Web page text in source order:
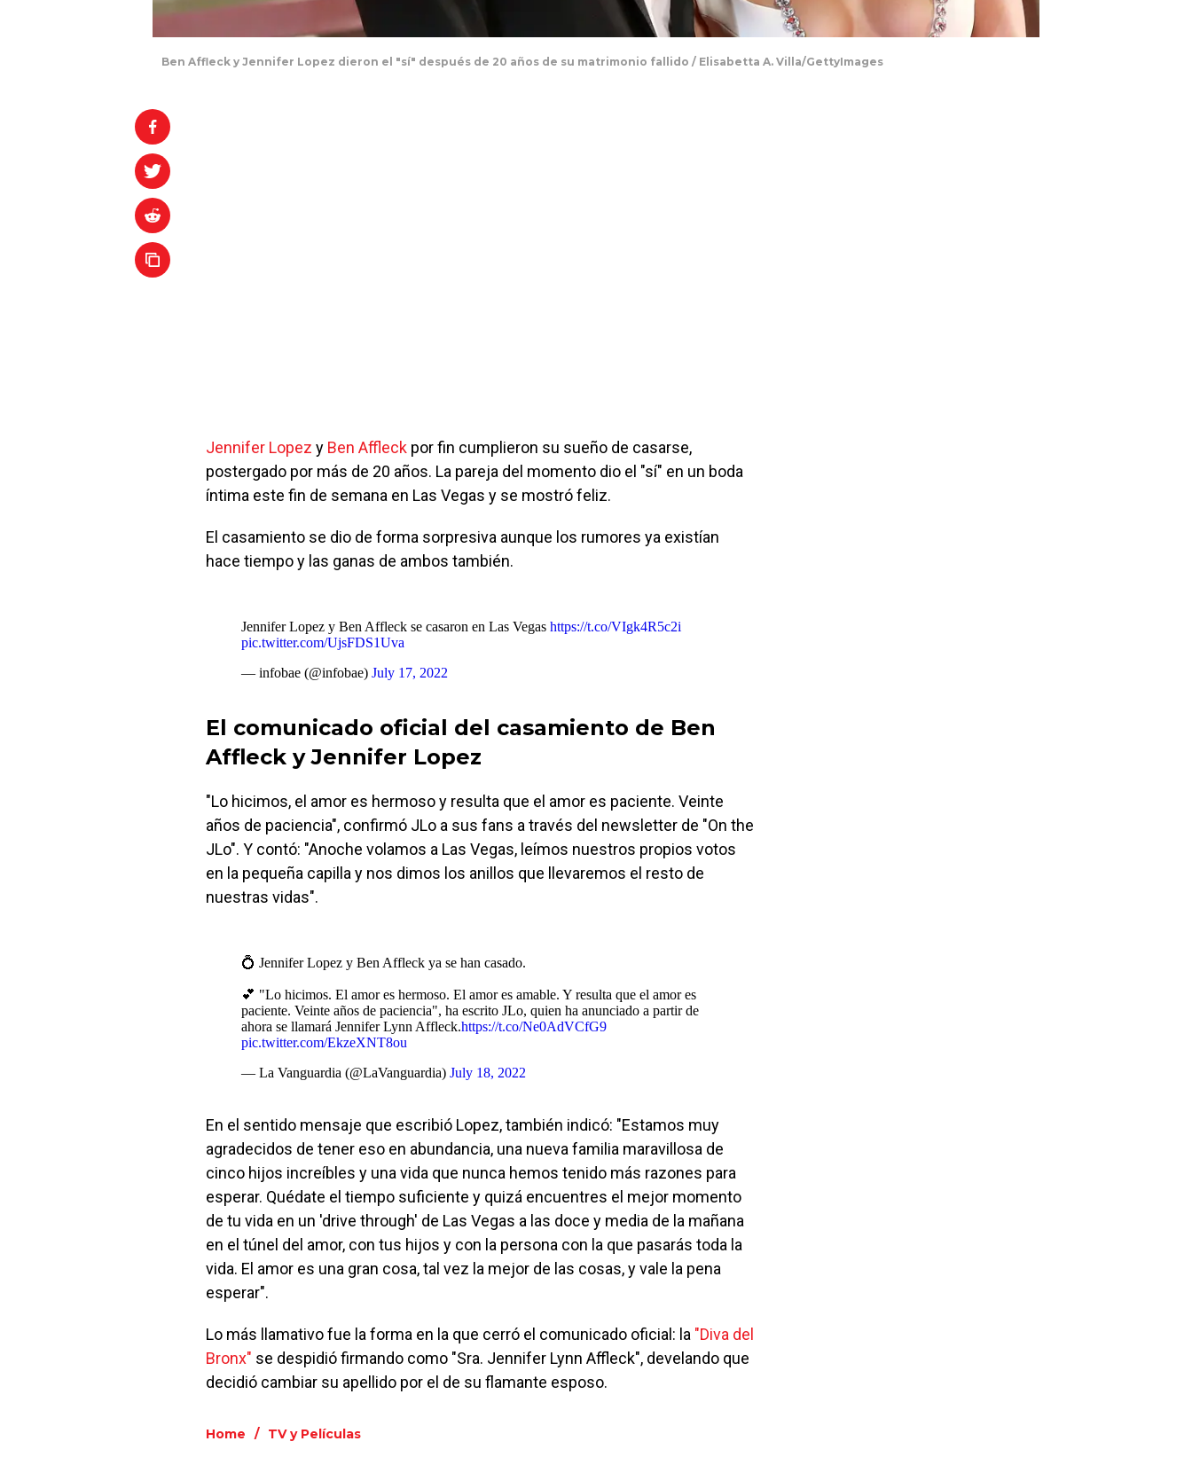
Ben Affleck y Jennifer Lopez dieron el "sí" después de 20 años de su matrimonio fallido / Elisabetta A. Villa/GettyImages
Jennifer Lopez y Ben Affleck por fin cumplieron su sueño de casarse,
postergado por más de 20 años. La pareja del momento dio el "sí" en un boda
íntima este fin de semana en Las Vegas y se mostró feliz.
El casamiento se dio de forma sorpresiva aunque los rumores ya existían
hace tiempo y las ganas de ambos también.
Jennifer Lopez y Ben Affleck se casaron en Las Vegas https://t.co/VIgk4R5c2i
pic.twitter.com/UjsFDS1Uva
— infobae (@infobae) July 17, 2022
El comunicado oficial del casamiento de Ben
Affleck y Jennifer Lopez
"Lo hicimos, el amor es hermoso y resulta que el amor es paciente. Veinte
años de paciencia", confirmó JLo a sus fans a través del newsletter de "On the
JLo". Y contó: "Anoche volamos a Las Vegas, leímos nuestros propios votos
en la pequeña capilla y nos dimos los anillos que llevaremos el resto de
nuestras vidas".
💍 Jennifer Lopez y Ben Affleck ya se han casado.
💕 "Lo hicimos. El amor es hermoso. El amor es amable. Y resulta que el amor es
paciente. Veinte años de paciencia", ha escrito JLo, quien ha anunciado a partir de
ahora se llamará Jennifer Lynn Affleck.https://t.co/Ne0AdVCfG9
pic.twitter.com/EkzeXNT8ou
— La Vanguardia (@LaVanguardia) July 18, 2022
En el sentido mensaje que escribió Lopez, también indicó: "Estamos muy
agradecidos de tener eso en abundancia, una nueva familia maravillosa de
cinco hijos increíbles y una vida que nunca hemos tenido más razones para
esperar. Quédate el tiempo suficiente y quizá encuentres el mejor momento
de tu vida en un 'drive through' de Las Vegas a las doce y media de la mañana
en el túnel del amor, con tus hijos y con la persona con la que pasarás toda la
vida. El amor es una gran cosa, tal vez la mejor de las cosas, y vale la pena
esperar".
Lo más llamativo fue la forma en la que cerró el comunicado oficial: la "Diva del
Bronx" se despidió firmando como "Sra. Jennifer Lynn Affleck", develando que
decidió cambiar su apellido por el de su flamante esposo.
Home / TV y Películas